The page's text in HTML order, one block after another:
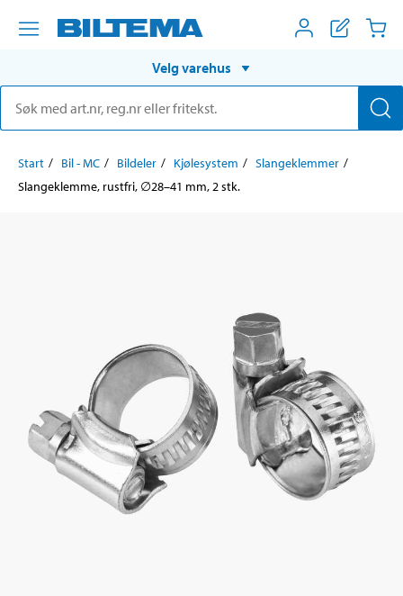
Velg varehus
Start Bil - MC Bildeler Kjølesystem
Slangeklemmer
Slangeklemme, rustfri, ∅28–41 mm, 2 stk.